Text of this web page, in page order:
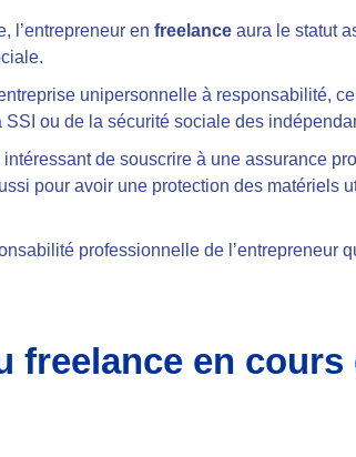
l’entrepreneur en freelance aura le statut
unipersonnelle à responsabilité,
ou de la sécurité sociale des
de souscrire à une assurance
pour avoir une protection des matériels
professionnelle de l’entrepreneur
freelance en cours